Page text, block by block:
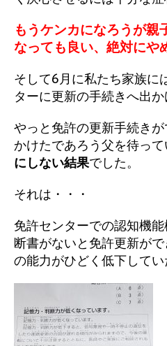
もうケンカになろうが親
なっても良い、絶対にや
そして6月に私たち家族に
ターに更新の手続きへ出か
やっと免許の更新手続き
かけたであろう父を待っ
にしない結果でした。
それは・・・
免許センターでの認知機
断書がないと免許更新が
の能力がひどく低下してい